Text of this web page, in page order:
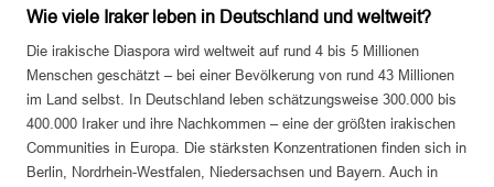
Wie viele Iraker leben in Deutschland und weltweit?
Die irakische Diaspora wird weltweit auf rund 4 bis 5 Millionen
Menschen geschätzt – bei einer Bevölkerung von rund 43 Millionen
im Land selbst. In Deutschland leben schätzungsweise 300.000 bis
400.000 Iraker und ihre Nachkommen – eine der größten irakischen
Communities in Europa. Die stärksten Konzentrationen finden sich in
Berlin, Nordrhein-Westfalen, Niedersachsen und Bayern. Auch in